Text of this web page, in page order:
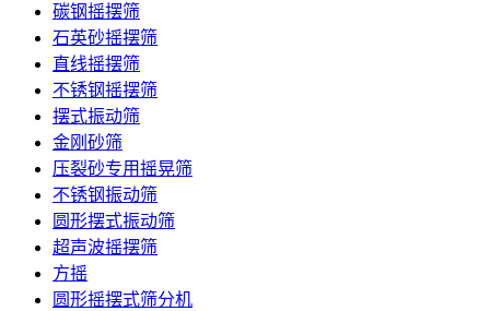
碳钢摇摆筛
石英砂摇摆筛
直线摇摆筛
不锈钢摇摆筛
摆式振动筛
金刚砂筛
压裂砂专用摇晃筛
不锈钢振动筛
圆形摆式振动筛
超声波摇摆筛
方摇
圆形摇摆式筛分机